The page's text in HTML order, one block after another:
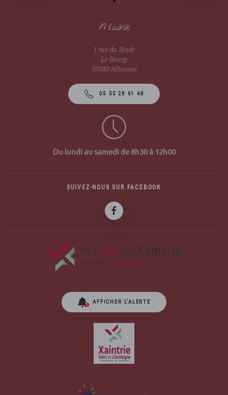
Mairie
1 rue du Stade
Le Bourg
19380 Albussac
05 55 28 61 48
Du lundi au samedi de 8h30 à 12h00
SUIVEZ-NOUS SUR FACEBOOK
AFFICHER L’ALERTE